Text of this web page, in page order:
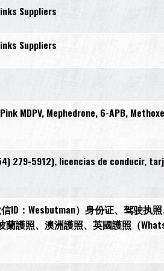
Suppliers
Suppliers
MDPV, Mephedrone, 6-APB,
279-5912), licencias de conducir,
ID：Wesbutman）身份证、驾驶执
護照、澳洲護照、英國護照（